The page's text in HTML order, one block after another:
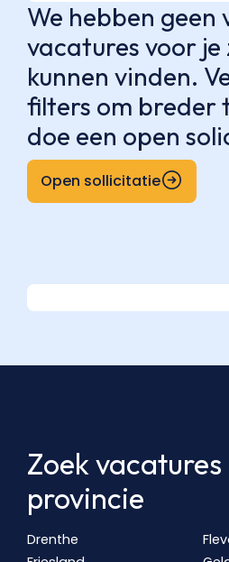
We hebben geen
vacatures voor
kunnen vinden.
filters om breder
doe een open
Open sollicitatie
Zoek
provincie
Drenthe